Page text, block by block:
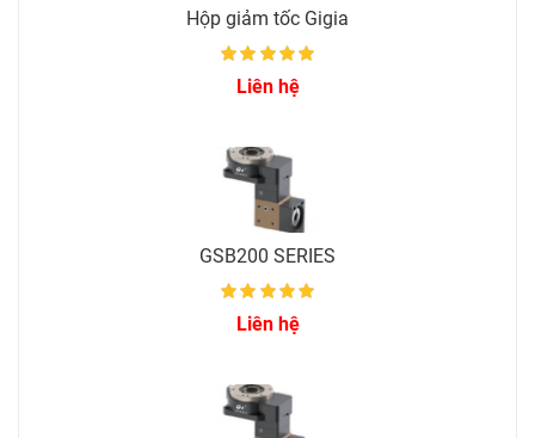
Hộp giảm tốc Gigia
Liên hệ
GSB200 SERIES
Liên hệ